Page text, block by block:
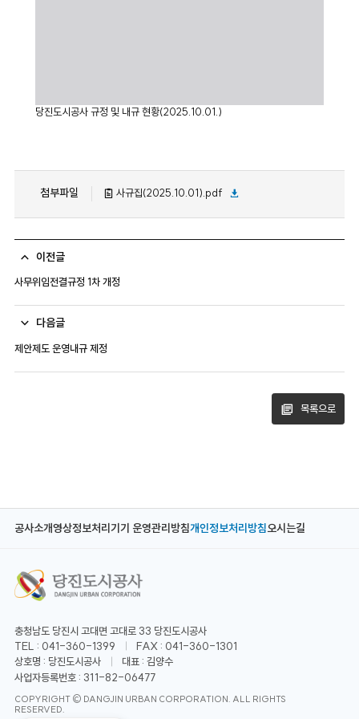
당진도시공사 규정 및 내규 현황(2025.10.01.)
첨부파일 사규집(2025.10.01).pdf
이전글
사무위임전결규정 1차 개정
다음글
제안제도 운영내규 제정
목록으로
공사소개영상정보처리기기 운영관리방침개인정보처리방침오시는길
충청남도 당진시 고대면 고대로 33 당진도시공사
TEL : 041-360-1399
FAX : 041-360-1301
상호명 : 당진도시공사
대표 : 김양수
사업자등록번호 : 311-82-06477
COPYRIGHT © DANGJIN URBAN CORPORATION. ALL RIGHTS
RESERVED.